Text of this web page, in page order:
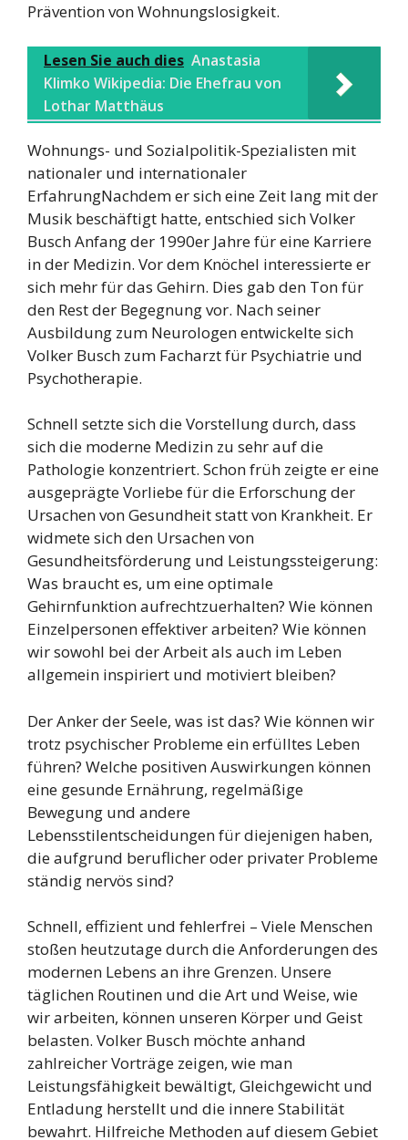
Prävention von Wohnungslosigkeit.
Lesen Sie auch dies Anastasia
Klimko Wikipedia: Die Ehefrau von
Lothar Matthäus
Wohnungs- und Sozialpolitik-Spezialisten mit
nationaler und internationaler
ErfahrungNachdem er sich eine Zeit lang mit der
Musik beschäftigt hatte, entschied sich Volker
Busch Anfang der 1990er Jahre für eine Karriere
in der Medizin. Vor dem Knöchel interessierte er
sich mehr für das Gehirn. Dies gab den Ton für
den Rest der Begegnung vor. Nach seiner
Ausbildung zum Neurologen entwickelte sich
Volker Busch zum Facharzt für Psychiatrie und
Psychotherapie.
Schnell setzte sich die Vorstellung durch, dass
sich die moderne Medizin zu sehr auf die
Pathologie konzentriert. Schon früh zeigte er eine
ausgeprägte Vorliebe für die Erforschung der
Ursachen von Gesundheit statt von Krankheit. Er
widmete sich den Ursachen von
Gesundheitsförderung und Leistungssteigerung:
Was braucht es, um eine optimale
Gehirnfunktion aufrechtzuerhalten? Wie können
Einzelpersonen effektiver arbeiten? Wie können
wir sowohl bei der Arbeit als auch im Leben
allgemein inspiriert und motiviert bleiben?
Der Anker der Seele, was ist das? Wie können wir
trotz psychischer Probleme ein erfülltes Leben
führen? Welche positiven Auswirkungen können
eine gesunde Ernährung, regelmäßige
Bewegung und andere
Lebensstilentscheidungen für diejenigen haben,
die aufgrund beruflicher oder privater Probleme
ständig nervös sind?
Schnell, effizient und fehlerfrei – Viele Menschen
stoßen heutzutage durch die Anforderungen des
modernen Lebens an ihre Grenzen. Unsere
täglichen Routinen und die Art und Weise, wie
wir arbeiten, können unseren Körper und Geist
belasten. Volker Busch möchte anhand
zahlreicher Vorträge zeigen, wie man
Leistungsfähigkeit bewältigt, Gleichgewicht und
Entladung herstellt und die innere Stabilität
bewahrt. Hilfreiche Methoden auf diesem Gebiet